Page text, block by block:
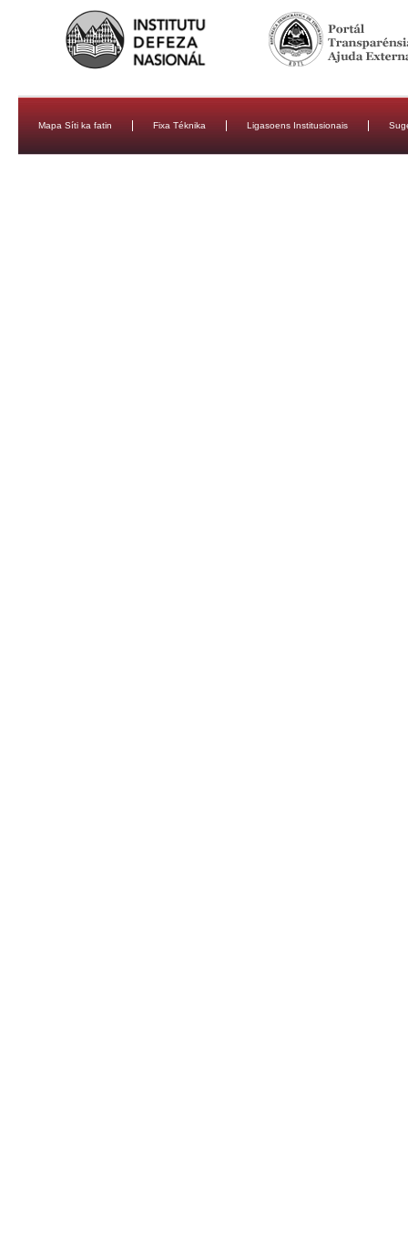
Mapa Síti ka fatin Fixa Téknika Ligasoens Institusionais